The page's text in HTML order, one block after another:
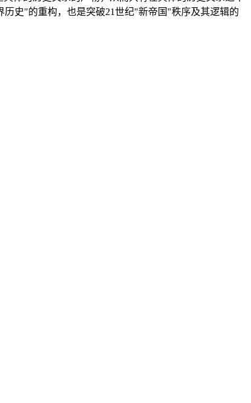
史"的重构，也是突破21世纪"新帝国"秩序及其逻辑的